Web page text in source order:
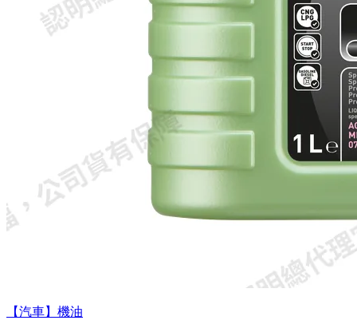
【汽車】機油